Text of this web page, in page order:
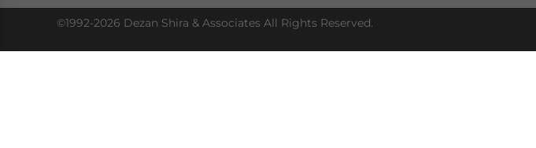
©1992-2026 Dezan Shira & Associates All Rights Reserved.